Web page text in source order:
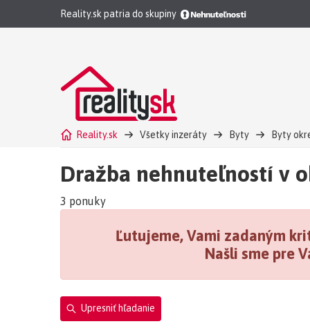
Reality.sk patria do skupiny
Reality.sk Všetky inzeráty Byty
Byty
Dražba nehnuteľností v
3 ponuky
Ľutujeme, Vami zadaným
Našli sme pre
Upresniť hľadanie